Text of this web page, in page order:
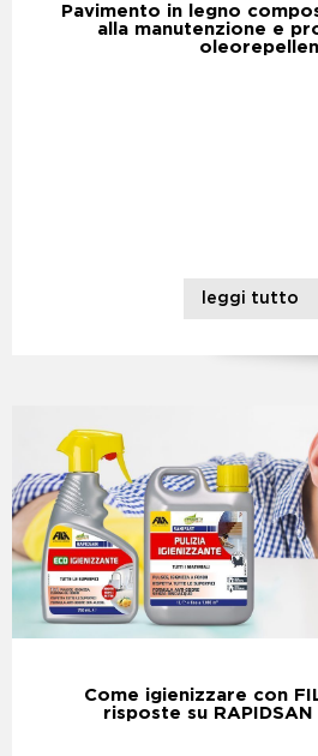
Pavimento in legno
alla manutenzione e
leggi tutto
Come igienizzare con
risposte su RAPIDSAN